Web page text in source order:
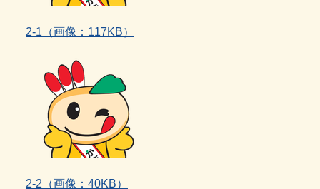
2‐1（画像：117KB）
2‐2（画像：40KB）